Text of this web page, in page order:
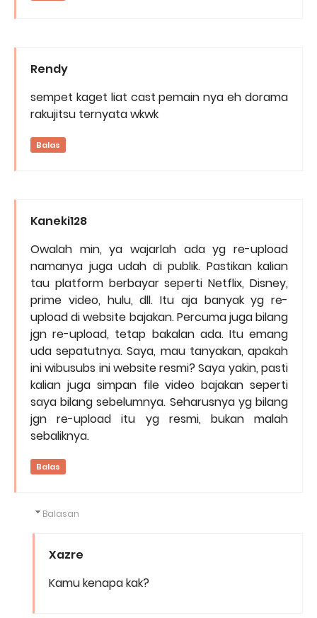
Rendy
sempet kaget liat cast pemain nya eh dorama
rakujitsu ternyata wkwk
Balas
Kaneki128
Owalah min, ya wajarlah ada yg re-upload
namanya juga udah di publik. Pastikan kalian
tau platform berbayar seperti Netflix, Disney,
prime video, hulu, dll. Itu aja banyak yg re-
upload di website bajakan. Percuma juga bilang
jgn re-upload, tetap bakalan ada. Itu emang
uda sepatutnya. Saya, mau tanyakan, apakah
ini wibusubs ini website resmi? Saya yakin, pasti
kalian juga simpan file video bajakan seperti
saya bilang sebelumnya. Seharusnya yg bilang
jgn re-upload itu yg resmi, bukan malah
sebaliknya.
Balas
Balasan
Xazre
Kamu kenapa kak?